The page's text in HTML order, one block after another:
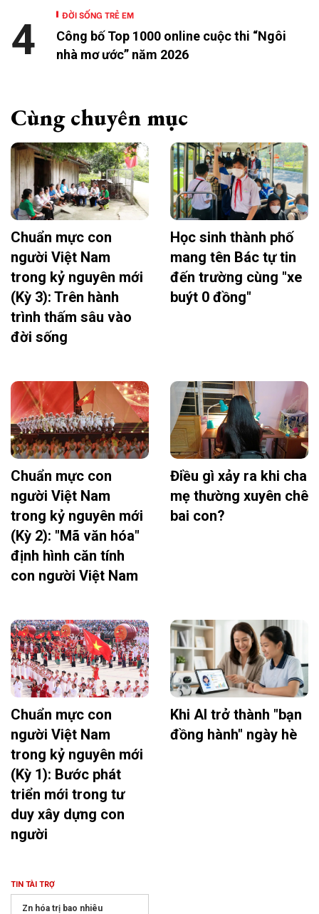
ĐỜI SỐNG TRẺ EM
Công bố Top 1000 online cuộc thi “Ngôi
nhà mơ ước” năm 2026
4
Cùng chuyên mục
Chuẩn mực con
người Việt Nam
trong kỷ nguyên mới
(Kỳ 3): Trên hành
trình thấm sâu vào
đời sống
Học sinh thành phố
mang tên Bác tự tin
đến trường cùng "xe
buýt 0 đồng"
Chuẩn mực con
người Việt Nam
trong kỷ nguyên mới
(Kỳ 2): "Mã văn hóa"
định hình căn tính
con người Việt Nam
Điều gì xảy ra khi cha
mẹ thường xuyên chê
bai con?
Chuẩn mực con
người Việt Nam
trong kỷ nguyên mới
(Kỳ 1): Bước phát
triển mới trong tư
duy xây dựng con
người
Khi AI trở thành "bạn
đồng hành" ngày hè
TIN TÀI TRỢ
Zn hóa trị bao nhiêu